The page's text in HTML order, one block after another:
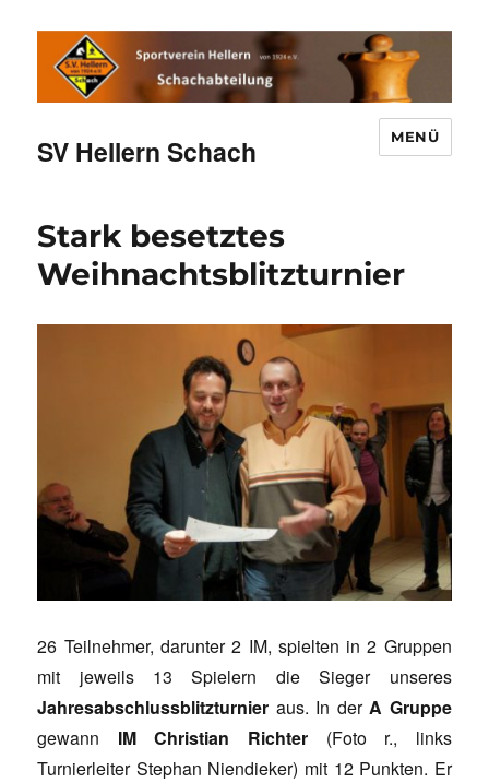
SV Hellern Schach MENÜ
Stark besetztes
Weihnachtsblitzturnier
26 Teilnehmer, darunter 2 IM, spielten in 2 Gruppen
mit jeweils 13 Spielern die Sieger unseres
Jahresabschlussblitzturnier aus. In derA Gruppe
gewann IM Christian Richter (Foto r., links
Turnierleiter Stephan Niendieker) mit 12 Punkten. Er